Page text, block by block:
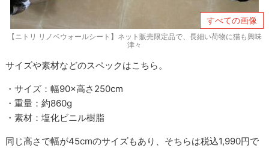
すべての画像
【ニトリ リノベウォールシート】ネット販売限定品で、長細い荷物に猫も興味
津々
サイズや素材などのスペックはこちら。
・サイズ：幅90×高さ250cm
・重量：約860g
・素材：塩化ビニル樹脂
同じ高さで幅が45cmのサイズもあり、そちらは税込1,990円で